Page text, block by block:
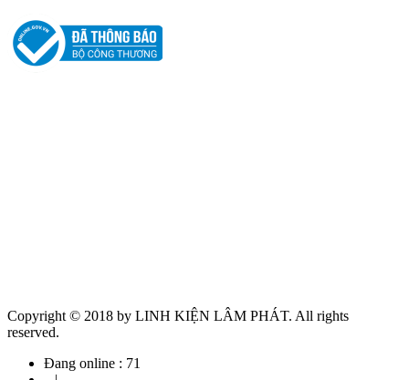
Copyright © 2018 by LINH KIỆN LÂM PHÁT. All rights
reserved.
Đang online : 71